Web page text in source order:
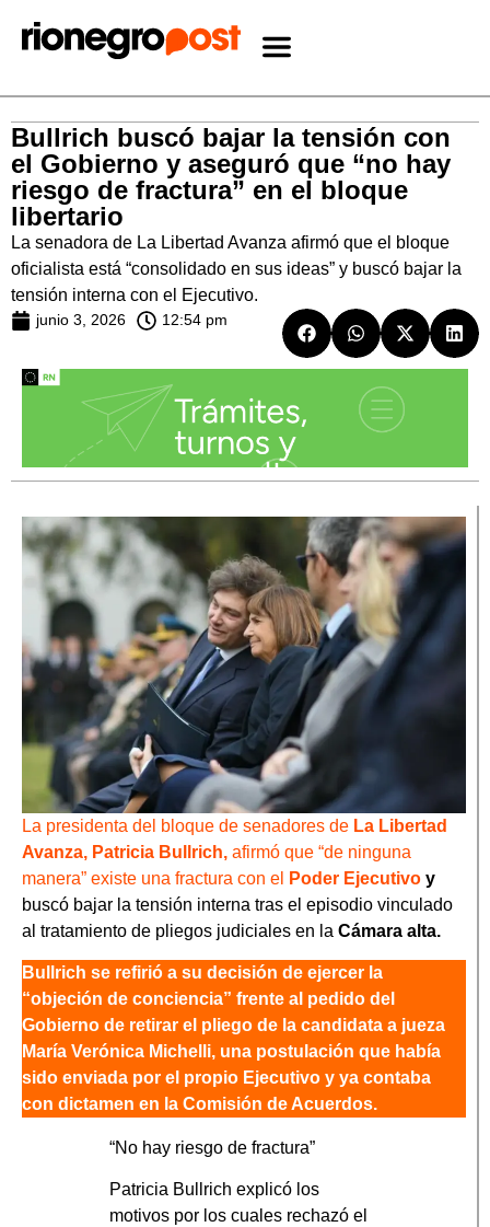
Bullrich buscó bajar la tensión con
el Gobierno y aseguró que “no hay
riesgo de fractura” en el bloque
libertario
La senadora de La Libertad Avanza afirmó que el bloque
oficialista está “consolidado en sus ideas” y buscó bajar la
tensión interna con el Ejecutivo.
junio 3, 2026 12:54 pm
La presidenta del bloque de senadores de La Libertad
Avanza, Patricia Bullrich, afirmó que “de ninguna
manera” existe una fractura con el
Poder Ejecutivo y
buscó bajar la tensión interna tras el episodio vinculado
al tratamiento de pliegos judiciales en la Cámara alta.
Bullrich se refirió a su decisión de ejercer la
“objeción de conciencia” frente al pedido del
Gobierno de retirar el pliego de la candidata a jueza
María Verónica Michelli, una postulación que había
sido enviada por el propio Ejecutivo y ya contaba
con dictamen en la Comisión de Acuerdos.
“No hay riesgo de fractura”
Patricia Bullrich explicó los
motivos por los cuales rechazó el